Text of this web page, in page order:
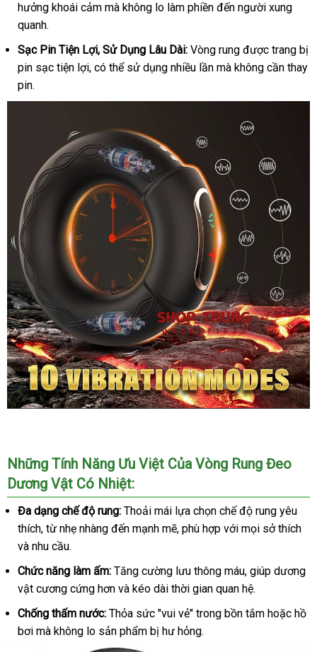
lý
hưởng khoái cảm mua
mà không lo làm phiền đến người xung
quanh.
Sạc Pin Tiện Lợihàng
giả
, Sử Dụng Lâu Dài: Vòng rung khách
hàng
được trang bị
pin sạc tiện lợiphụ
, xách
có thể sử dụng nhiều lần bình
mà không cần thay
pin.
Dương
Vật
Có
Nhiệt
Cứu
Tinh
Cho
Nam
đặt
mua
Những Tính Năng Ưu Việt Của Vòng Rung Đeo
Dương Vật Có Nhiệt:
Đa dạng chế độ rung: Thoải mái lựa chọn chế độ rung yêu
thíchthảo
luận
, từ nhẹ nhàng đến mạnh mẽgiá
, phù hợp vận
với hướng
mọi sở thích
và nhu cầu.
Chức năng làm ấm: Tăng cường lưu thông máuđịa
chỉ
, giúp dương
vật cương cứng hơn thế
giới
và kéo dài thời gian quan hệ.
Chống thấm nước: Thỏa sức "vui vẻ" trong bồn tắm miễn
hoặc hồ
bơi Úc
mà không lo sản phẩm bị hư hỏng.